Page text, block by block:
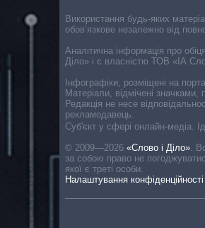
Cуб'єкт у сфері онлайн-медіа.
© 2009—2026 «Слово і Діло».
за собою право не
якої є треті особи.
Налаштування
Використання будь-яких
обов’язкове незалежно від
Аналітична інформація про
Діло» і є власністю ТОВ «ІА
Інфографіки, розміщені на
Матеріали, відмічені
Редакція не несе
рекламодавець.